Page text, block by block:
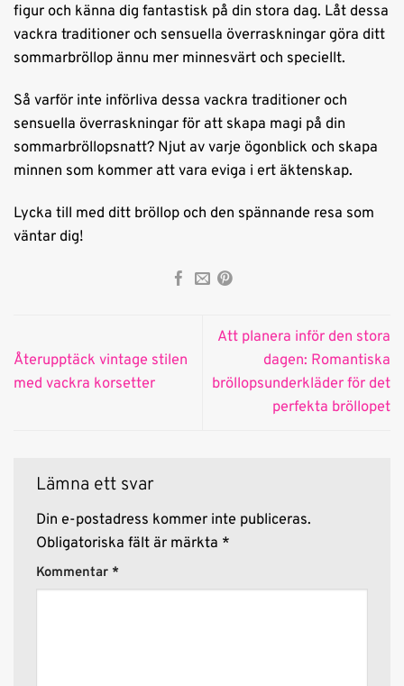
figur och känna dig fantastisk på din stora dag. Låt dessa
vackra traditioner och sensuella överraskningar göra ditt
sommarbröllop ännu mer minnesvärt och speciellt.
Så varför inte införliva dessa vackra traditioner och
sensuella överraskningar för att skapa magi på din
sommarbröllopsnatt? Njut av varje ögonblick och skapa
minnen som kommer att vara eviga i ert äktenskap.
Lycka till med ditt bröllop och den spännande resa som
väntar dig!
Återupptäck vintage stilen
med vackra korsetter
Att planera inför den stora
dagen: Romantiska
bröllopsunderkläder för det
perfekta bröllopet
Lämna ett svar
Din e-postadress kommer inte publiceras.
Obligatoriska fält är märkta *
Kommentar *